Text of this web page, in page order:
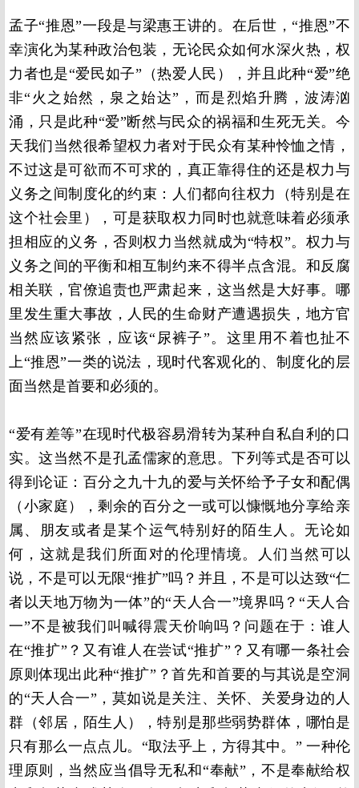
孟子“推恩”一段是与梁惠王讲的。在后世，“推恩”不
幸演化为某种政治包装，无论民众如何水深火热，权
力者也是“爱民如子”（热爱人民），并且此种“爱”绝
非“火之始然，泉之始达”，而是烈焰升腾，波涛汹
涌，只是此种“爱”断然与民众的祸福和生死无关。今
天我们当然很希望权力者对于民众有某种怜恤之情，
不过这是可欲而不可求的，真正靠得住的还是权力与
义务之间制度化的约束：人们都向往权力（特别是在
这个社会里），可是获取权力同时也就意味着必须承
担相应的义务，否则权力当然就成为“特权”。权力与
义务之间的平衡和相互制约来不得半点含混。和反腐
相关联，官僚追责也严肃起来，这当然是大好事。哪
里发生重大事故，人民的生命财产遭遇损失，地方官
当然应该紧张，应该“尿裤子”。这里用不着也扯不
上“推恩”一类的说法，现时代客观化的、制度化的层
面当然是首要和必须的。
“爱有差等”在现时代极容易滑转为某种自私自利的口
实。这当然不是孔孟儒家的意思。下列等式是否可以
得到论证：百分之九十九的爱与关怀给予子女和配偶
（小家庭），剩余的百分之一或可以慷慨地分享给亲
属、朋友或者是某个运气特别好的陌生人。无论如
何，这就是我们所面对的伦理情境。人们当然可以
说，不是可以无限“推扩”吗？并且，不是可以达致“仁
者以天地万物为一体”的“天人合一”境界吗？“天人合
一”不是被我们叫喊得震天价响吗？问题在于：谁人
在“推扩”？又有谁人在尝试“推扩”？又有哪一条社会
原则体现出此种“推扩”？首先和首要的与其说是空洞
的“天人合一”，莫如说是关注、关怀、关爱身边的人
群（邻居，陌生人），特别是那些弱势群体，哪怕是
只有那么一点点儿。“取法乎上，方得其中。” 一种伦
理原则，当然应当倡导无私和“奉献”，不是奉献给权